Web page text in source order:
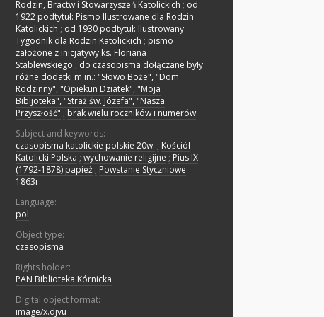
Rodzin, Bractw i Stowarzyszeń Katolickich ; od
1922 podtytuł: Pismo Ilustrowane dla Rodzin
Katolickich ; od 1930 podtytuł: Ilustrowany
Tygodnik dla Rodzin Katolickich ; pismo
założone z inicjatywy ks. Floriana
Stablewskiego ; do czasopisma dołączane były
różne dodatki m.in.: "Słowo Boże", "Dom
Rodzinny", "Opiekun Dziatek", "Moja
Bibljoteka", "Straż św. Józefa", "Nasza
Przyszłość" ; brak wielu roczników i numerów
Subject and keywords:
czasopisma katolickie polskie 20w. ; Kościół
Katolicki Polska ; wychowanie religijne ; Pius IX
(1792-1878) papież ; Powstanie Styczniowe
1863r.
Language:
pol
Object type:
czasopisma
Rights holder:
PAN Biblioteka Kórnicka
Digital object format:
image/x.djvu